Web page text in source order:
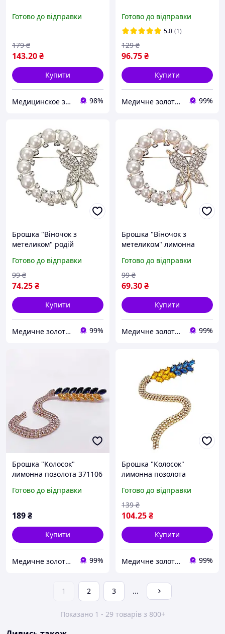
Готово до відправки
143.20₴
179 ₴
Купити
Медицинское золото 98%
Готово до відправки
5.0 (1)
96.75₴
129 ₴
Купити
Медичне золото Xuping і Біжутерія оптом 99%
Брошка "Віночок з
метеликом" родій
Готово до відправки
74.25₴
99 ₴
Купити
Медичне золото Xuping і Біжутерія оптом 99%
Брошка "Віночок з
метеликом" лимонна
Готово до відправки
69.30₴
99 ₴
Купити
Медичне золото Xuping і Біжутерія оптом 99%
Брошка "Колосок"
лимонна позолота 371106
Готово до відправки
189₴
Купити
Медичне золото Xuping і Біжутерія оптом 99%
Брошка "Колосок"
лимонна позолота
Готово до відправки
104.25₴
139 ₴
Купити
Медичне золото Xuping і Біжутерія оптом 99%
1 2 3 ...
Показано 1 - 29 товарів з 800+